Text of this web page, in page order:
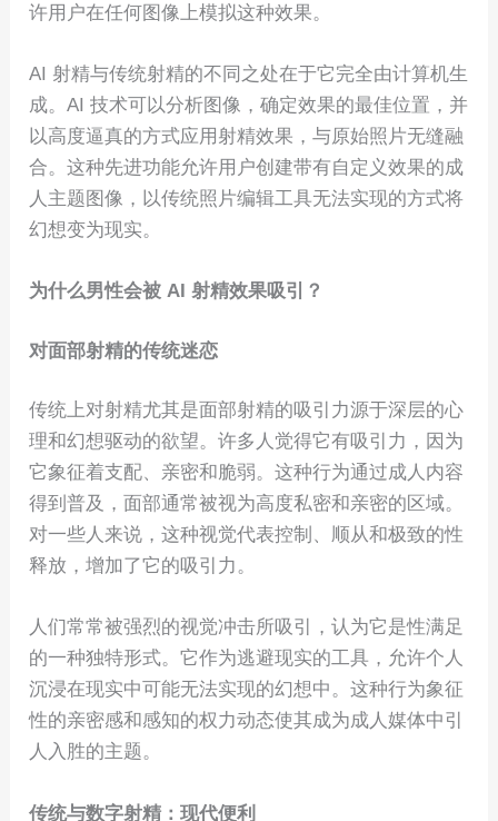
许用户在任何图像上模拟这种效果。
AI 射精与传统射精的不同之处在于它完全由计算机生
成。AI 技术可以分析图像，确定效果的最佳位置，并
以高度逼真的方式应用射精效果，与原始照片无缝融
合。这种先进功能允许用户创建带有自定义效果的成
人主题图像，以传统照片编辑工具无法实现的方式将
幻想变为现实。
为什么男性会被 AI 射精效果吸引？
对面部射精的传统迷恋
传统上对射精尤其是面部射精的吸引力源于深层的心
理和幻想驱动的欲望。许多人觉得它有吸引力，因为
它象征着支配、亲密和脆弱。这种行为通过成人内容
得到普及，面部通常被视为高度私密和亲密的区域。
对一些人来说，这种视觉代表控制、顺从和极致的性
释放，增加了它的吸引力。
人们常常被强烈的视觉冲击所吸引，认为它是性满足
的一种独特形式。它作为逃避现实的工具，允许个人
沉浸在现实中可能无法实现的幻想中。这种行为象征
性的亲密感和感知的权力动态使其成为成人媒体中引
人入胜的主题。
传统与数字射精：现代便利